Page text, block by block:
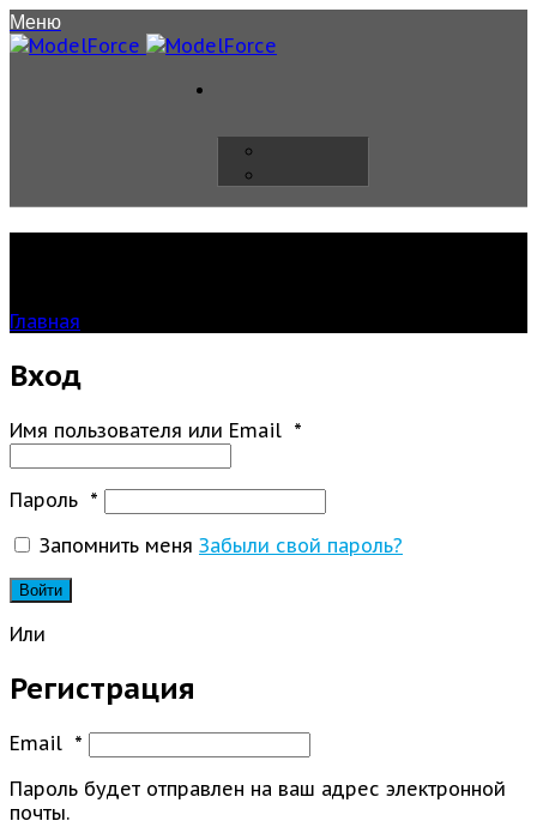
Меню
Главная
Вход
Имя пользователя или Email *
Пароль *
Запомнить меня Забыли свой пароль?
Войти
Или
Регистрация
Email *
Пароль будет отправлен на ваш адрес электронной
почты.